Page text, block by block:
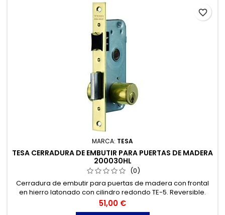
MARCA: TESA
TESA CERRADURA DE EMBUTIR PARA PUERTAS DE MADERA
200030HL
(0)
Cerradura de embutir para puertas de madera con frontal
en hierro latonado con cilindro redondo TE-5. Reversible.
Distancia entre ejes: 54,5 mm.
Precio
51,00 €
favorite_border